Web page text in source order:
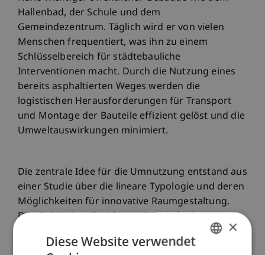
Hallenbad, der Schule und dem
Gemeindezentrum. Täglich wird er von vielen
Menschen frequentiert, was ihn zu einem
Schlüsselbereich für städtebauliche
Interventionen macht. Durch die Nutzung eines
bereits asphaltierten Weges werden die
logistischen Herausforderungen für Transport
und Montage der Bauteile effizient gelöst und die
Umweltauswirkungen minimiert.
Die zentrale Idee für die Umnutzung entstand aus
einer Studie über die lineare Typologie und deren
Möglichkeiten für innovative Raumgestaltung.
Das Gebäude soll nicht nur in sich funktionieren,
sondern auch mit dem umgebenden öffentlichen
Raum interagieren. Den Platz unter dem Gebäude
×
Diese Website verwendet